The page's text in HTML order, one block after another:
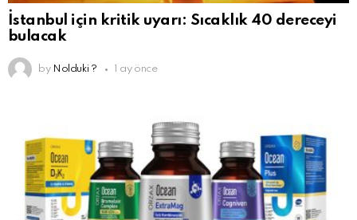
İstanbul için kritik uyarı: Sıcaklık 40 dereceyi
bulacak
by Nolduki ? 1 ay önce